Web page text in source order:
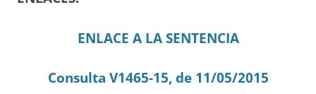
ENLACE A LA SENTENCIA
Consulta V1465-15, de 11/05/2015